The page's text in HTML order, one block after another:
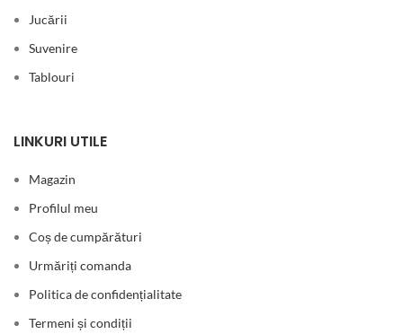
Jucării
Suvenire
Tablouri
LINKURI UTILE
Magazin
Profilul meu
Coș de cumpărături
Urmăriți comanda
Politica de confidențialitate
Termeni și condiții